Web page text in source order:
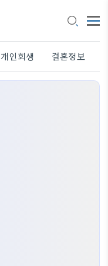
개인회생 결혼정보